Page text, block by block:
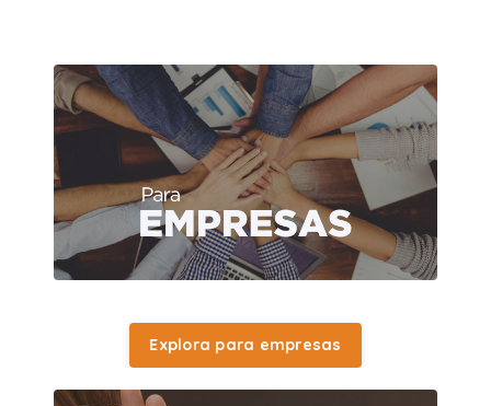
Explora para empresas